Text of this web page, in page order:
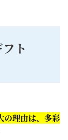
ト
の理由は、多彩